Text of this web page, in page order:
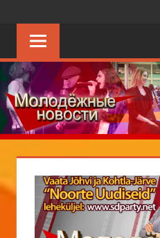
содержимому
молодёжный
портал